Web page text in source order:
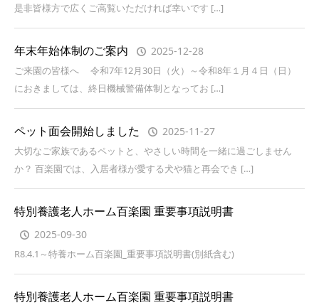
是非皆様方で広くご高覧いただければ幸いです […]
年末年始体制のご案内 2025-12-28
ご来園の皆様へ 令和7年12月30日（火）～令和8年１月４日（日）
におきましては、終日機械警備体制となってお […]
ペット面会開始しました 2025-11-27
大切なご家族であるペットと、やさしい時間を一緒に過ごしません
か？ 百楽園では、入居者様が愛する犬や猫と再会でき […]
特別養護老人ホーム百楽園 重要事項説明書
2025-09-30
R8.4.1～特養ホーム百楽園_重要事項説明書(別紙含む)
特別養護老人ホーム百楽園 重要事項説明書